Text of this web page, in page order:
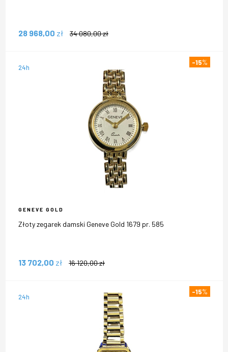
28 968,00 zł 34 080,00zł
24h
-15%
GENEVE GOLD
Złoty zegarek damski Geneve Gold 1679 pr. 585
13 702,00 zł 16 120,00zł
24h
-15%